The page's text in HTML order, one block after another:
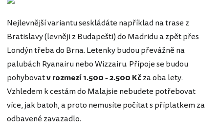
Nejlevnější variantu seskládáte například na trase z
Bratislavy (levněji z Budapešti) do Madridu a zpět přes
Londýn třeba do Brna. Letenky budou převážně na
palubách Ryanairu nebo Wizzairu. Přípoje se budou
pohybovatv rozmezí 1.500 - 2.500 Kčza oba lety.
Vzhledem k cestám do Malajsie nebudete potřebovat
více, jak batoh, a proto nemusíte počítat s příplatkem za
odbavené zavazadlo.